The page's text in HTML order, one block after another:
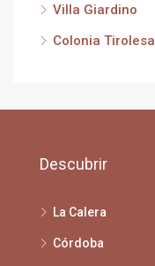
Villa Giardino
Colonia Tirolesa
Descubrir
La Calera
Córdoba